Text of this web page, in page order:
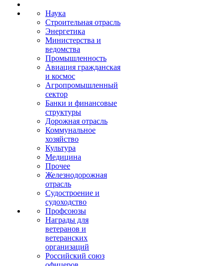
Наука
Строительная отрасль
Энергетика
Министерства и
ведомства
Промышленность
Авиация гражданская
и космос
Агропромышленный
сектор
Банки и финансовые
структуры
Дорожная отрасль
Коммунальное
хозяйство
Культура
Медицина
Прочее
Железнодорожная
отрасль
Судостроение и
судоходство
Профсоюзы
Награды для
ветеранов и
ветеранских
организаций
Российский союз